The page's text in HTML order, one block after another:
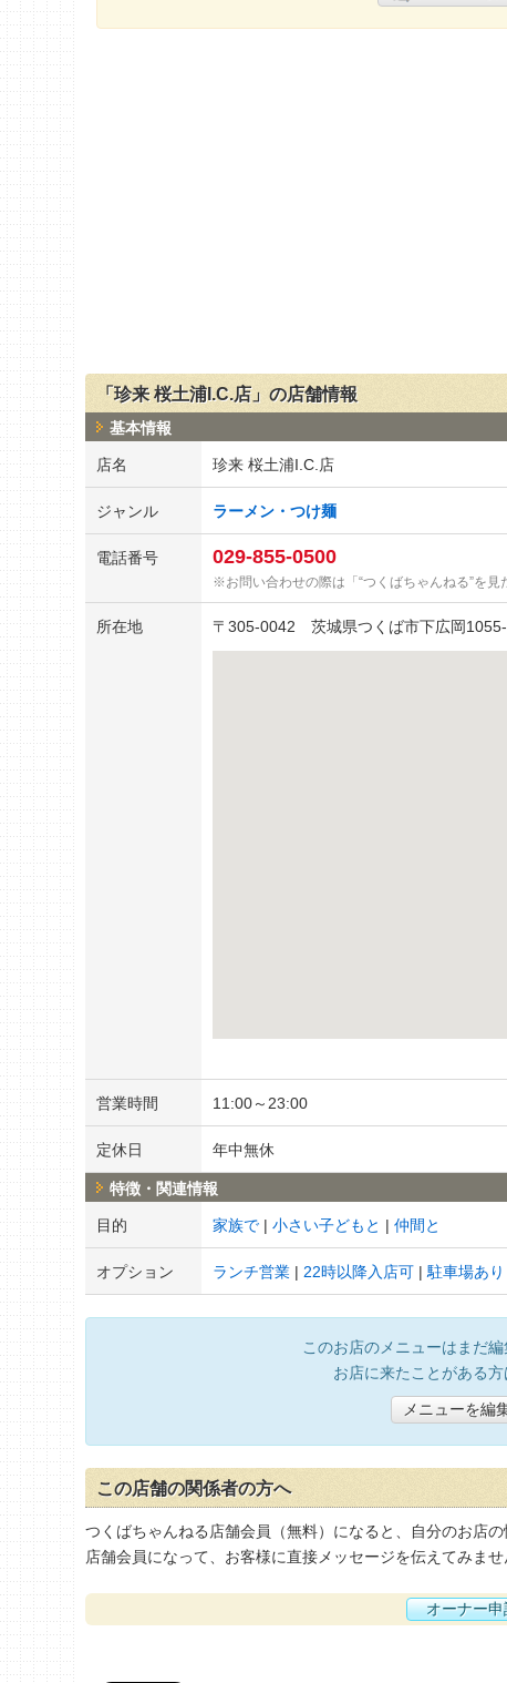
「珍来 桜土浦I.C.店」の店舗情報
基本情報
店名 珍来 桜土浦I.C.店
ジャンル ラーメン・つけ麺
電話番号 029-855-0500
お問い合わせの際は「“つくばちゃんねる”を見
所在地 〒 305-0042 茨城県つくば市下広岡
営業時間 11:00～23:00
定休日 年中無休
特徴・関連情報
目的 家族で 小さい子どもと 仲間と
オプション ランチ営業 22時以降入店可 駐車場あり
このお店のメニューはまだ編
お店に来たことがある方
メニューを編
この店舗の関係者の方へ
つくばちゃんねる店舗会員（無料）になると、自分のお店の
店舗会員になって、お客様に直接メッセージを伝えてみませ
オーナー申